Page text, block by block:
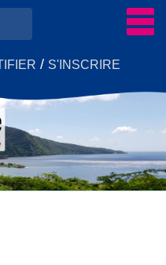
/ S'INSCRIRE